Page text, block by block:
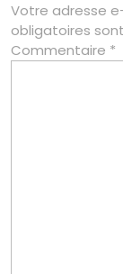
Votre adresse
obligatoires
Commentaire *